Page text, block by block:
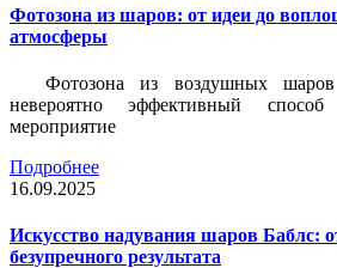
Фотозона из шаров: от идеи до
атмосферы
Фотозона из воздушных
невероятно эффективный
мероприятие
Подробнее
16.09.2025
Искусство надувания шаров Баблс:
безупречного результата